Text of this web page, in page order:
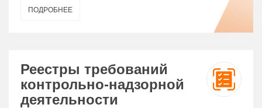
ПОДРОБНЕЕ
Реестры требований
контрольно-надзорной
деятельности